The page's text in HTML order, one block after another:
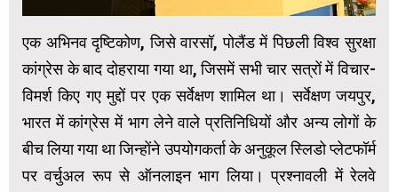
एक अभिनव दृष्टिकोण, जिसे वारसॉ, पोलैंड में पिछली विश्व सुरक्षा
कांग्रेस के बाद दोहराया गया था, जिसमें सभी चार सत्रों में विचार-
विमर्श किए गए मुद्दों पर एक सर्वेक्षण शामिल था। सर्वेक्षण जयपुर,
भारत में कांग्रेस में भाग लेने वाले प्रतिनिधियों और अन्य लोगों के
बीच लिया गया था जिन्होंने उपयोगकर्ता के अनुकूल स्लिडो प्लेटफॉर्म
पर वर्चुअल रूप से ऑनलाइन भाग लिया। प्रश्नावली में रेलवे